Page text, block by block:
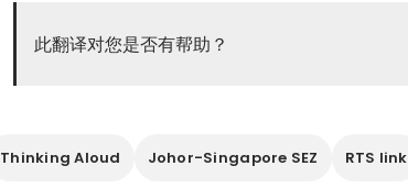
此翻译对您是否有帮助？
Thinking Aloud Johor-Singapore SEZ RTS link